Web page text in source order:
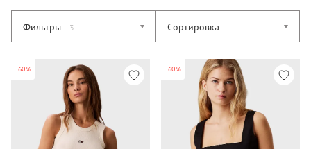
Фильтры 3 Сортировка
-60% -60%